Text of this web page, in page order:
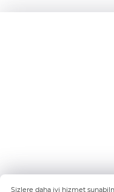
Sizlere daha iyi hizmet